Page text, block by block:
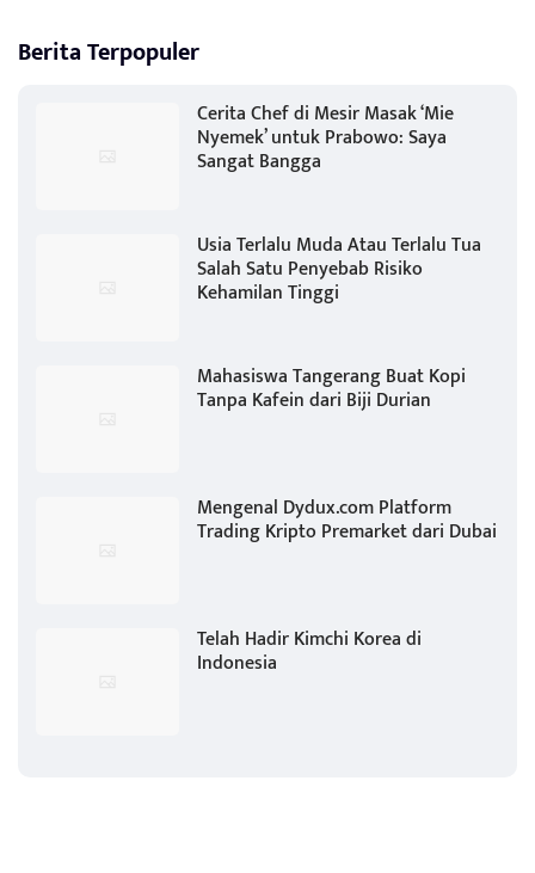
Berita Terpopuler
Cerita Chef di Mesir Masak ‘Mie
Nyemek’ untuk Prabowo: Saya
Sangat Bangga
Usia Terlalu Muda Atau Terlalu Tua
Salah Satu Penyebab Risiko
Kehamilan Tinggi
Mahasiswa Tangerang Buat Kopi
Tanpa Kafein dari Biji Durian
Mengenal Dydux.com Platform
Trading Kripto Premarket dari Dubai
Telah Hadir Kimchi Korea di
Indonesia